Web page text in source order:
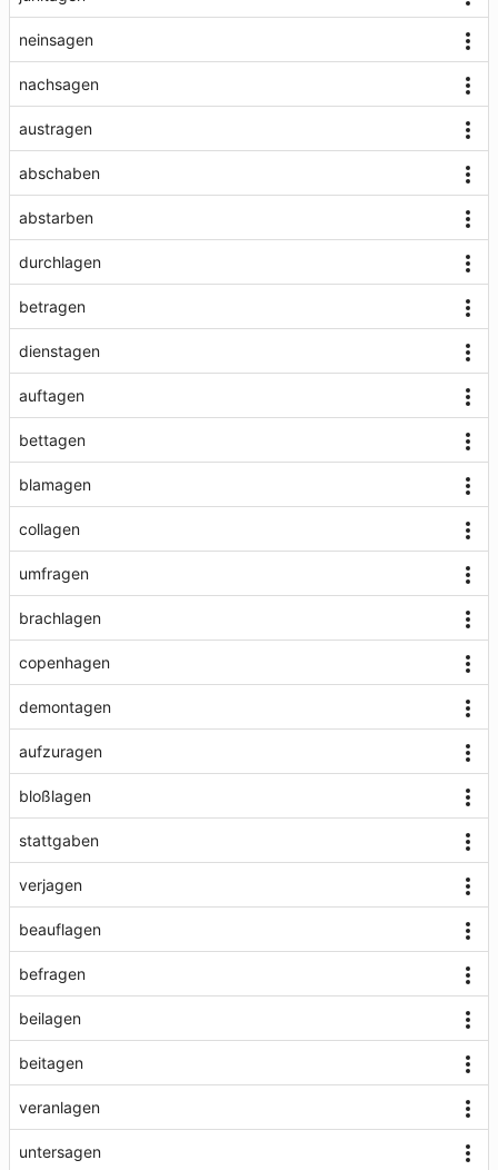
neinsagen
nachsagen
austragen
abschaben
abstarben
durchlagen
betragen
dienstagen
auftagen
bettagen
blamagen
collagen
umfragen
brachlagen
copenhagen
demontagen
aufzuragen
bloßlagen
stattgaben
verjagen
beauflagen
befragen
beilagen
beitagen
veranlagen
untersagen